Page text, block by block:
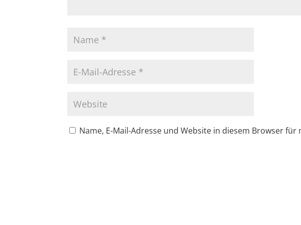
Name, E-Mail-Adresse und Website in diesem Browser